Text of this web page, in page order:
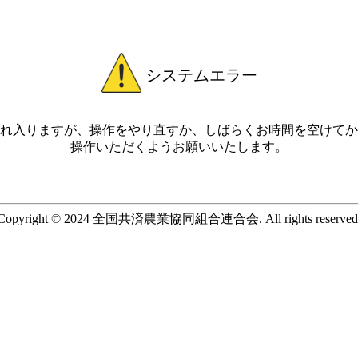
システムエラー
入りますが、操作をやり直すか、しばらくお時間を空けて
操作いただくようお願いいたします。
© 2024 全国共済農業協同組合連合会. All rights